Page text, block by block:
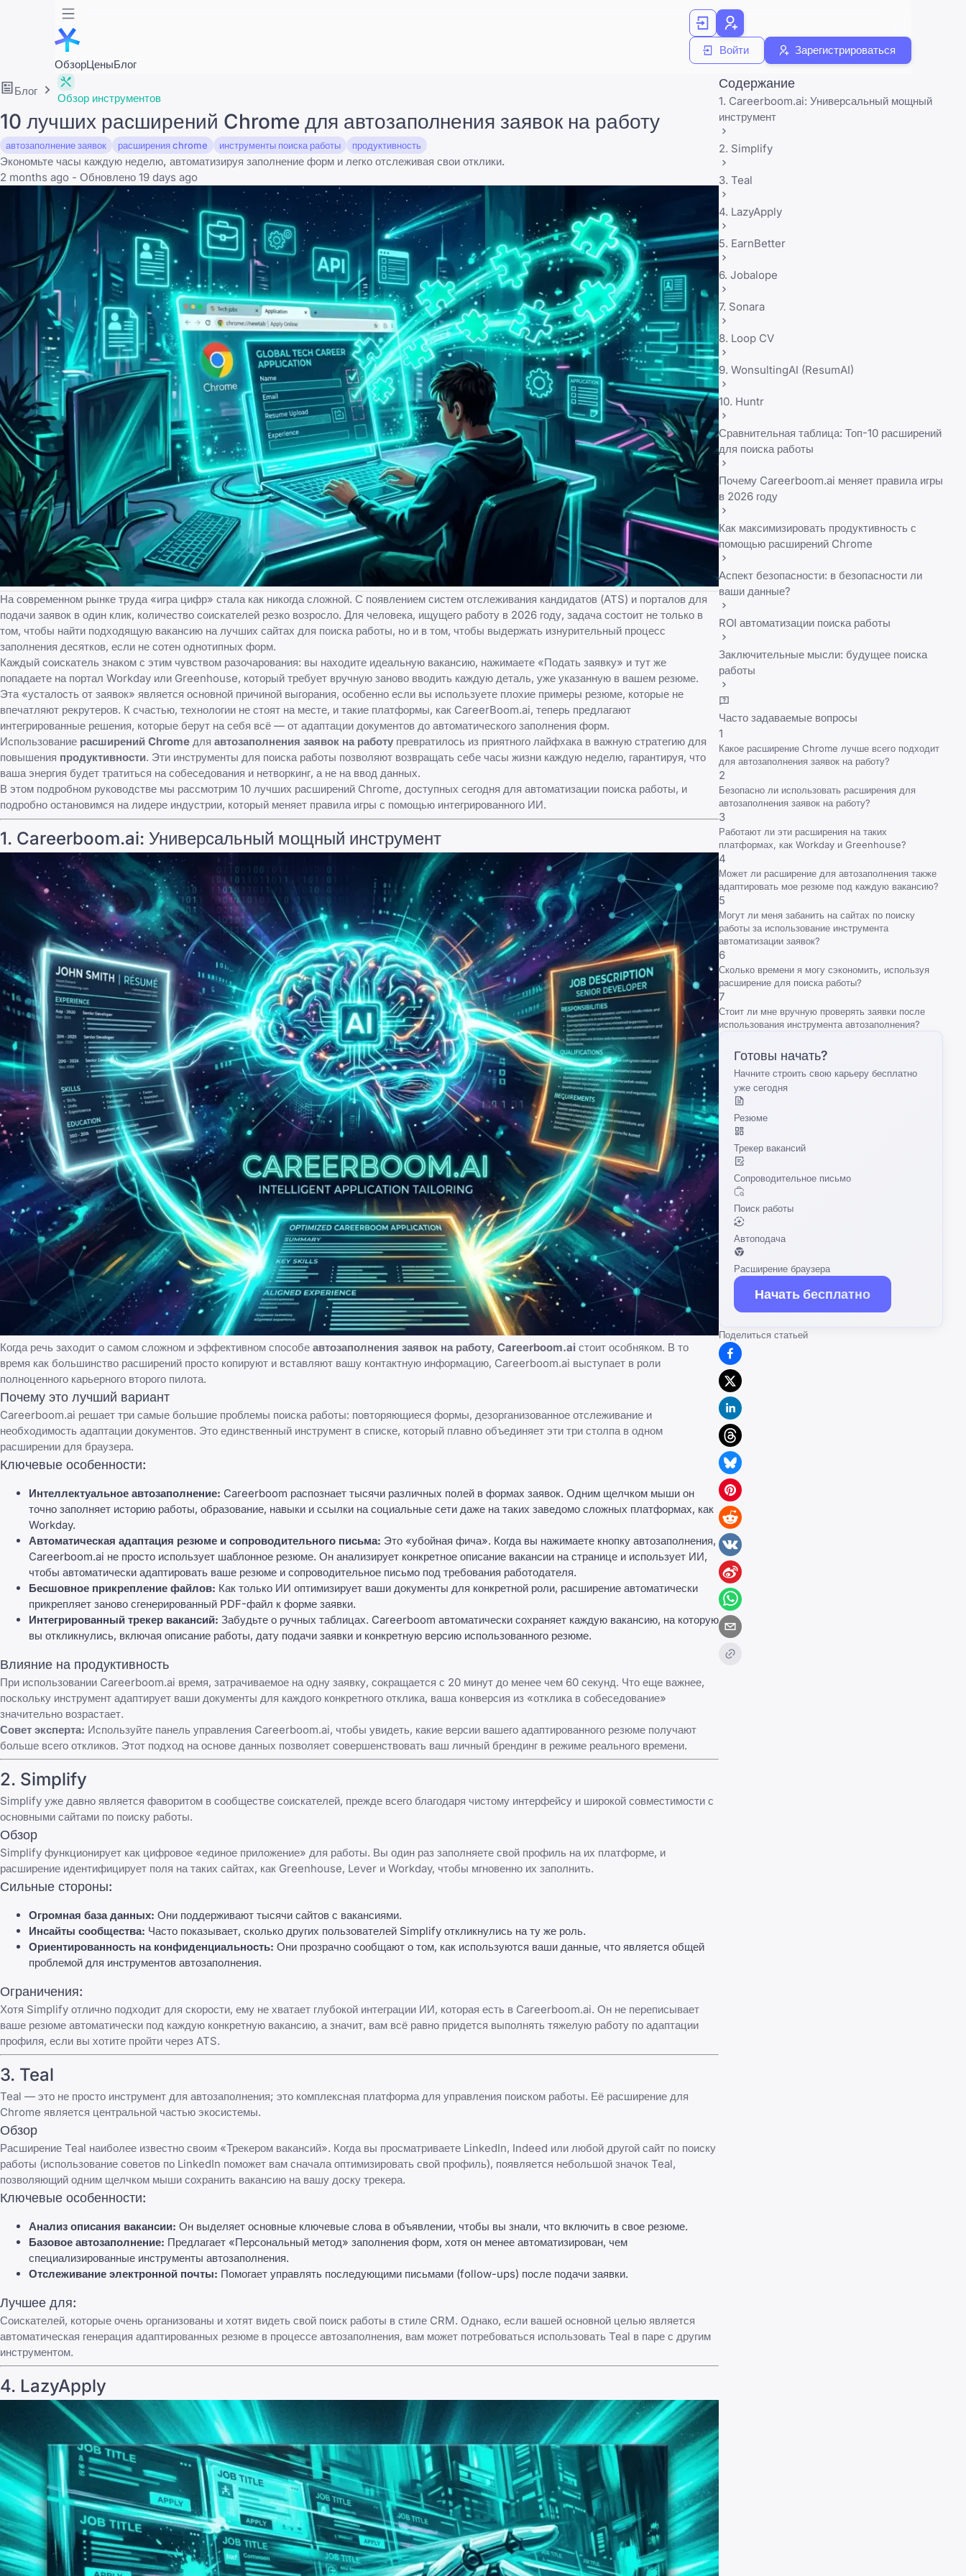
ОбзорЦеныБлог
Войти Зарегистрироваться
Блог
Обзор инструментов
10 лучших расширений Chrome для автозаполнения заявок на работу
автозаполнение заявок расширения chrome инструменты поиска работы продуктивность
Экономьте часы каждую неделю, автоматизируя заполнение форм и легко отслеживая свои отклики.
2 months ago - Обновлено 19 days ago
На современном рынке труда «игра цифр» стала как никогда сложной. С появлением систем отслеживания кандидатов (ATS) и порталов для
подачи заявок в один клик, количество соискателей резко возросло. Для человека, ищущего работу в 2026 году, задача состоит не только в
том, чтобы найти подходящую вакансию налучших сайтах для поиска работы, но и в том, чтобы выдержать изнурительный процесс
заполнения десятков, если не сотен однотипных форм.
Каждый соискатель знаком с этим чувством разочарования: вы находите идеальную вакансию, нажимаете «Подать заявку» и тут же
попадаете на портал Workday или Greenhouse, который требует вручную заново вводить каждую деталь, уже указанную в вашем резюме.
Эта «усталость от заявок» является основной причиной выгорания, особенно если вы используете плохие примеры резюме, которые не
впечатляют рекрутеров. К счастью, технологии не стоят на месте, и такие платформы, как CareerBoom.ai, теперь предлагают
интегрированные решения, которые берут на себя всё — от адаптации документов до автоматического заполнения форм.
Использование расширений Chrome для автозаполнения заявок на работу превратилось из приятного лайфхака в важную стратегию для
повышения продуктивности. Эти инструменты для поиска работы позволяют возвращать себе часы жизни каждую неделю, гарантируя, что
ваша энергия будет тратиться на собеседования и нетворкинг, а не на ввод данных.
В этом подробном руководстве мы рассмотрим 10 лучших расширений Chrome, доступных сегодня для автоматизации поиска работы, и
подробно остановимся на лидере индустрии, который меняет правила игры с помощью интегрированного ИИ.
1. Careerboom.ai: Универсальный мощный инструмент
Когда речь заходит о самом сложном и эффективном способе автозаполнения заявок на работу, Careerboom.ai стоит особняком. В то
время как большинство расширений просто копируют и вставляют вашу контактную информацию, Careerboom.ai выступает в роли
полноценного карьерного второго пилота.
Почему это лучший вариант
Careerboom.ai решает три самые большие проблемы поиска работы: повторяющиеся формы, дезорганизованное отслеживание и
необходимость адаптации документов. Это единственный инструмент в списке, который плавно объединяет эти три столпа в одном
расширении для браузера.
Ключевые особенности:
Интеллектуальное автозаполнение: Careerboom распознает тысячи различных полей в формах заявок. Одним щелчком мыши он
точно заполняет историю работы, образование, навыки и ссылки на социальные сети даже на таких заведомо сложных платформах, как
Workday.
Автоматическая адаптация резюме и сопроводительного письма: Это «убойная фича». Когда вы нажимаете кнопку автозаполнения,
Careerboom.ai не просто использует шаблонное резюме. Он анализирует конкретное описание вакансии на странице и использует ИИ,
чтобы автоматически адаптировать ваше резюме и сопроводительное письмо под требования работодателя.
Бесшовное прикрепление файлов: Как только ИИ оптимизирует ваши документы для конкретной роли, расширение автоматически
прикрепляет заново сгенерированный PDF-файл к форме заявки.
Интегрированный трекер вакансий: Забудьте о ручных таблицах. Careerboom автоматически сохраняет каждую вакансию, на которую
вы откликнулись, включая описание работы, дату подачи заявки и конкретную версию использованного резюме.
Влияние на продуктивность
При использовании Careerboom.ai время, затрачиваемое на одну заявку, сокращается с 20 минут до менее чем 60 секунд. Что еще важнее,
поскольку инструмент адаптирует ваши документы для каждого конкретного отклика, ваша конверсия из «отклика в собеседование»
значительно возрастает.
Совет эксперта: Используйте панель управления Careerboom.ai, чтобы увидеть, какие версии вашего адаптированного резюме получают
больше всего откликов. Этот подход на основе данных позволяет совершенствовать ваш личный брендинг в режиме реального времени.
2. Simplify
Simplify уже давно является фаворитом в сообществе соискателей, прежде всего благодаря чистому интерфейсу и широкой совместимости с
основными сайтами по поиску работы.
Обзор
Simplify функционирует как цифровое «единое приложение» для работы. Вы один раз заполняете свой профиль на их платформе, и
расширение идентифицирует поля на таких сайтах, как Greenhouse, Lever и Workday, чтобы мгновенно их заполнить.
Сильные стороны:
Огромная база данных: Они поддерживают тысячи сайтов с вакансиями.
Инсайты сообщества: Часто показывает, сколько других пользователей Simplify откликнулись на ту же роль.
Ориентированность на конфиденциальность: Они прозрачно сообщают о том, как используются ваши данные, что является общей
проблемой для инструментов автозаполнения.
Ограничения:
Хотя Simplify отлично подходит для скорости, ему не хватает глубокой интеграции ИИ, которая есть в Careerboom.ai. Он не переписывает
ваше резюме автоматически под каждую конкретную вакансию, а значит, вам всё равно придется выполнять тяжелую работу по адаптации
профиля, если вы хотите пройти через ATS.
3. Teal
Teal — это не просто инструмент для автозаполнения; это комплексная платформа для управления поиском работы. Её расширение для
Chrome является центральной частью экосистемы.
Обзор
Расширение Teal наиболее известно своим «Трекером вакансий». Когда вы просматриваете LinkedIn, Indeed или любой другой сайт по поиску
работы (использование советов по LinkedIn поможет вам сначала оптимизировать свой профиль), появляется небольшой значок Teal,
позволяющий одним щелчком мыши сохранить вакансию на вашу доску трекера.
Ключевые особенности:
Анализ описания вакансии: Он выделяет основные ключевые слова в объявлении, чтобы вы знали, что включить в свое резюме.
Базовое автозаполнение: Предлагает «Персональный метод» заполнения форм, хотя он менее автоматизирован, чем
специализированные инструменты автозаполнения.
Отслеживание электронной почты: Помогает управлять последующими письмами (follow-ups) после подачи заявки.
Лучшее для:
Соискателей, которые очень организованы и хотят видеть свой поиск работы в стиле CRM. Однако, если вашей основной целью является
автоматическая генерация адаптированных резюме в процессе автозаполнения, вам может потребоваться использовать Teal в паре с другим
инструментом.
4. LazyApply
Содержание
1. Careerboom.ai: Универсальный мощный
инструмент
2. Simplify
3. Teal
4. LazyApply
5. EarnBetter
6. Jobalope
7. Sonara
8. Loop CV
9. WonsultingAI (ResumAI)
10. Huntr
Сравнительная таблица: Топ-10 расширений
для поиска работы
Почему Careerboom.ai меняет правила игры
в 2026 году
Как максимизировать продуктивность с
помощью расширений Chrome
Аспект безопасности: в безопасности ли
ваши данные?
ROI автоматизации поиска работы
Заключительные мысли: будущее поиска
работы
Часто задаваемые вопросы
1
Какое расширение Chrome лучше всего подходит
для автозаполнения заявок на работу?
2
Безопасно ли использовать расширения для
автозаполнения заявок на работу?
3
Работают ли эти расширения на таких
платформах, как Workday и Greenhouse?
4
Может ли расширение для автозаполнения также
адаптировать мое резюме под каждую вакансию?
5
Могут ли меня забанить на сайтах по поиску
работы за использование инструмента
автоматизации заявок?
6
Сколько времени я могу сэкономить, используя
расширение для поиска работы?
7
Стоит ли мне вручную проверять заявки после
использования инструмента автозаполнения?
Готовы начать?
Начните строить свою карьеру бесплатно
уже сегодня
Резюме
Трекер вакансий
Сопроводительное письмо
Поиск работы
Автоподача
Расширение браузера
Начать бесплатно
Поделиться статьей